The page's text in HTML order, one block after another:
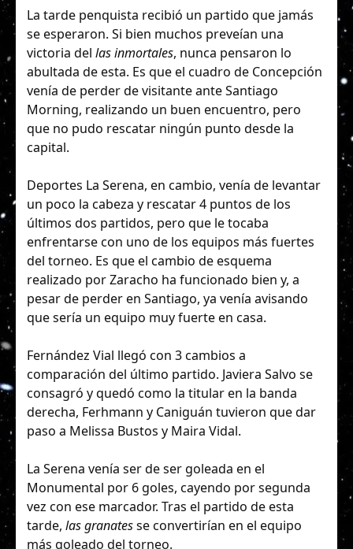
La tarde penquista recibió un partido que jamás
se esperaron. Si bien muchos preveían una
victoria del las inmortales, nunca pensaron lo
abultada de esta. Es que el cuadro de Concepción
venía de perder de visitante ante Santiago
Morning, realizando un buen encuentro, pero
que no pudo rescatar ningún punto desde la
capital.
Deportes La Serena, en cambio, venía de levantar
un poco la cabeza y rescatar 4 puntos de los
últimos dos partidos, pero que le tocaba
enfrentarse con uno de los equipos más fuertes
del torneo. Es que el cambio de esquema
realizado por Zaracho ha funcionado bien y, a
pesar de perder en Santiago, ya venía avisando
que sería un equipo muy fuerte en casa.
Fernández Vial llegó con 3 cambios a
comparación del último partido. Javiera Salvo se
consagró y quedó como la titular en la banda
derecha, Ferhmann y Caniguán tuvieron que dar
paso a Melissa Bustos y Maira Vidal.
La Serena venía ser de ser goleada en el
Monumental por 6 goles, cayendo por segunda
vez con ese marcador. Tras el partido de esta
tarde, las granatesse convertirían en el equipo
más goleado del torneo.